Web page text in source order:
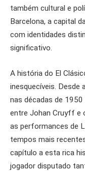
também cultural e
Barcelona, a capital
com identidades
significativo.
A história do El
inesquecíveis. Desde
nas décadas de
entre Johan Cruyff e
as performances de
tempos mais
capítulo a esta rica
jogador disputado